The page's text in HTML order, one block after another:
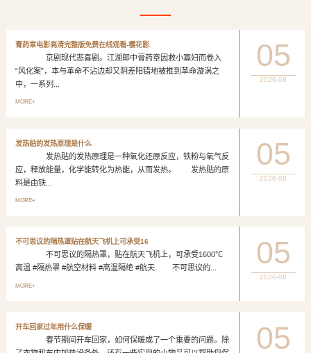
膏药章电影高清完整版免费在线观看-樱花影
京剧现代悲喜剧。江湖郎中膏药章因救小寡妇而卷入
“风化案”，本与革命不沾边却又阴差阳错地被推到革命漩涡之
中，一系列...
MORE+
05
2026-08
发热贴的发热原理是什么
发热贴的发热原理是一种氧化还原反应，铁粉与氧气反
应，释放能量，化学能转化为热能，从而发热。 发热贴的原
料是由铁...
MORE+
05
2026-08
不可思议的隔热罩贴在航天飞机上可承受16
不可思议的隔热罩，贴在航天飞机上，可承受1600℃
高温 #隔热罩 #航空材料 #高温隔绝 #航天. 不可思议的...
MORE+
05
2026-08
开车回家过年用什么保暖
春节期间开车回家，如何保暖成了一个重要的问题。除
05